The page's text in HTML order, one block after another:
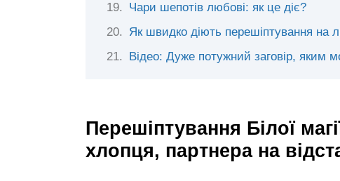
Чари шепотів любові: як це діє?
Як швидко діють перешіптування на
Відео: Дуже потужний заговір, яким
Перешіптування Білої
хлопця, партнера на